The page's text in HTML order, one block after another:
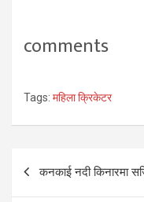
comments
Tags: महिला क्रिकेटर
Post
navigation
कनकाई नदी किनारमा